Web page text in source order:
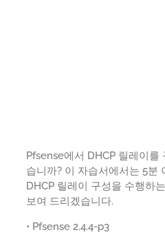
Pfsense에서 DHCP 릴레이를
습니까? 이 자습서에서는 5분
DHCP 릴레이 구성을 수행하
보여 드리겠습니다.
• Pfsense 2.4.4-p3